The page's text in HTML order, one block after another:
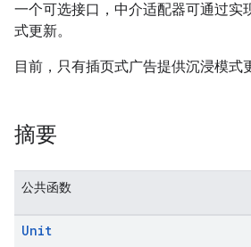
一个可选接口，中介适配器可通过实
式更新。
目前，只有插页式广告提供沉浸模式
摘要
公共函数
Unit